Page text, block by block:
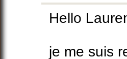
Hello
je me suis